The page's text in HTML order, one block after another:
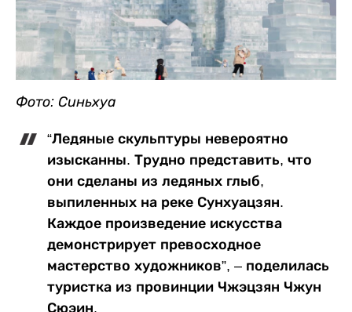
Фото: Синьхуа
“Ледяные скульптуры невероятно
изысканны. Трудно представить, что
они сделаны из ледяных глыб,
выпиленных на реке Сунхуацзян.
Каждое произведение искусства
демонстрирует превосходное
мастерство художников”, – поделилась
туристка из провинции Чжэцзян Чжун
Сюэин.